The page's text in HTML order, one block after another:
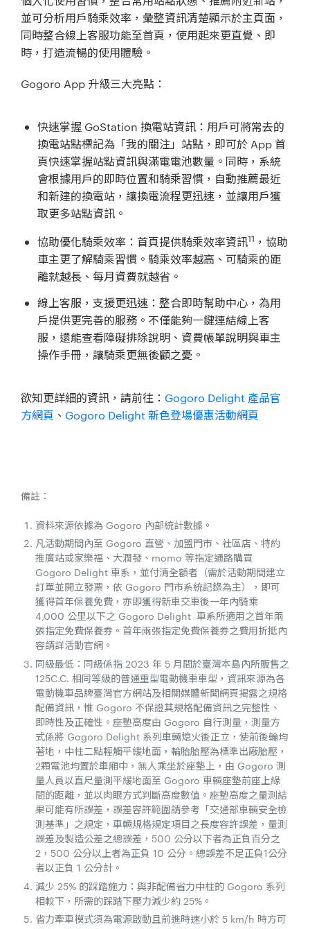
並可分析用戶騎乘效率，彙整資訊清楚顯示於主頁面，
同時整合線上客服功能至首頁，使用起來更直覺、即
時，打造流暢的使用體驗。
Gogoro App 升級三大亮點：
快速掌握 GoStation 換電站資訊：用戶可將常去的
換電站點標記為「我的關注」站點，即可於 App 首
頁快速掌握站點資訊與滿電電池數量。同時，系統
會根據用戶的即時位置和騎乘習慣，自動推薦最近
和新建的換電站，讓換電流程更迅速，並讓用戶獲
取更多站點資訊。
協助優化騎乘效率：首頁提供騎乘效率資訊11 ，協助
車主更了解騎乘習慣。騎乘效率越高、可騎乘的距
離就越長、每月資費就越省。
線上客服，支援更迅速：整合即時幫助中心，為用
戶提供更完善的服務。不僅能夠一鍵連結線上客
服，還能查看障礙排除說明、資費帳單說明與車主
操作手冊，讓騎乘更無後顧之憂。
欲知更詳細的資訊，請前往： Gogoro Delight 產品官
方網頁 、 Gogoro Delight 新色登場優惠活動網頁
備註：
資料來源依據為 Gogoro 內部統計數據。
凡活動期間內至 Gogoro 直營、加盟門市、社區店、特約
推廣站或家樂福、大潤發、momo 等指定通路購買
Gogoro Delight 車系，並付清全額者（需於活動期間建立
訂單並開立發票，依 Gogoro 門市系統記錄為主），即可
獲得首年保養免費，亦即獲得新車交車後一年內騎乘
4,000 公里以下之 Gogoro Delight 車系所適用之首年兩
張指定免費保養券。首年兩張指定免費保養券之費用折抵內
容請詳活動官網。
同級最低：同級係指 2023 年 5 月間於臺灣本島內所販售之
125C.C. 相同等級的普通重型電動機車車型，資訊來源為各
電動機車品牌臺灣官方網站及相關媒體新聞網頁揭露之規格
配備資訊，惟 Gogoro 不保證其規格配備資訊之完整性、
即時性及正確性。座墊高度由 Gogoro 自行測量，測量方
式係將 Gogoro Delight 系列車輛熄火後正立，使前後輪均
著地，中柱二點輕觸平緩地面，輪胎胎壓為標準出廠胎壓，
2顆電池均置於車廂中，無人乘坐於座墊上，由 Gogoro 測
量人員以直尺量測平緩地面至 Gogoro 車輛座墊前座上緣
間的距離，並以肉眼方式判斷高度數值。座墊高度之量測結
果可能有所誤差，誤差容許範圍請參考「交通部車輛安全檢
測基準」之規定，車輛規格規定項目之長度容許誤差，量測
誤差及製造公差之總誤差，500 公分以下者為正負百分之
2，500 公分以上者為正負 10 公分。總誤差不足正負1公分
者以正負 1 公分計。
減少 25% 的踩踏施力：與非配備省力中柱的 Gogoro 系列
相較下，所需的踩踏下壓力減少約 25%。
省力牽車模式須為電源啟動且前進時速小於 5 km/h 時方可